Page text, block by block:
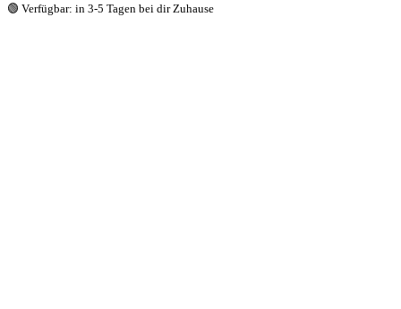
🟢 Verfügbar: in 3-5 Tagen bei dir Zuhause